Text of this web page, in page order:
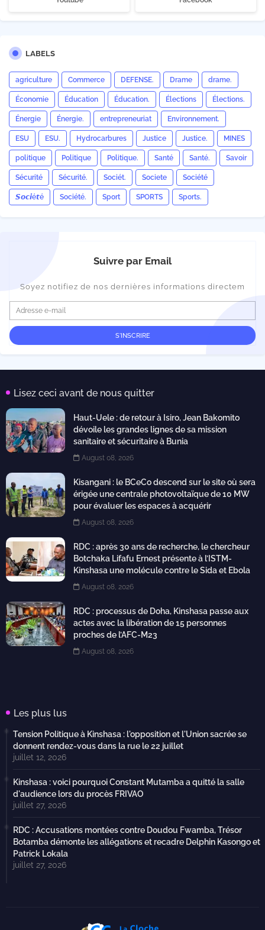
LABELS
agriculture Commerce DEFENSE. Drame drame.
Économie Éducation Éducation. Élections Élections.
Énergie Énergie. entrepreneuriat Environnement.
ESU ESU. Hydrocarbures Justice Justice. MINES
politique Politique Politique. Santé Santé. Savoir
Sécurité Sécurité. Sociét. Societe Société
𝙎𝙤𝙘𝙞é𝙩é Société. Sport SPORTS Sports.
Suivre par Email
Soyez notifiez de nos dernières informations directem
Lisez ceci avant de nous quitter
Haut-Uele : de retour à Isiro, Jean Bakomito
dévoile les grandes lignes de sa mission
sanitaire et sécuritaire à Bunia
August 08, 2026
Kisangani : le BCeCo descend sur le site où sera
érigée une centrale photovoltaïque de 10 MW
pour évaluer les espaces à acquérir
August 08, 2026
RDC : après 30 ans de recherche, le chercheur
Botchaka Lifafu Ernest présente à l’ISTM-
Kinshasa une molécule contre le Sida et Ebola
August 08, 2026
RDC : processus de Doha, Kinshasa passe aux
actes avec la libération de 15 personnes
proches de l’AFC-M23
August 08, 2026
Les plus lus
Tension Politique à Kinshasa : l'opposition et l'Union sacrée se
donnent rendez-vous dans la rue le 22 juillet
juillet 12, 2026
Kinshasa : voici pourquoi Constant Mutamba a quitté la salle
d'audience lors du procès FRIVAO
juillet 27, 2026
RDC : Accusations montées contre Doudou Fwamba, Trésor
Botamba démonte les allégations et recadre Delphin Kasongo et
Patrick Lokala
juillet 27, 2026